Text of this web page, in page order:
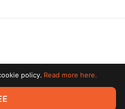
reserved. All trademarks
policy. Read more here.